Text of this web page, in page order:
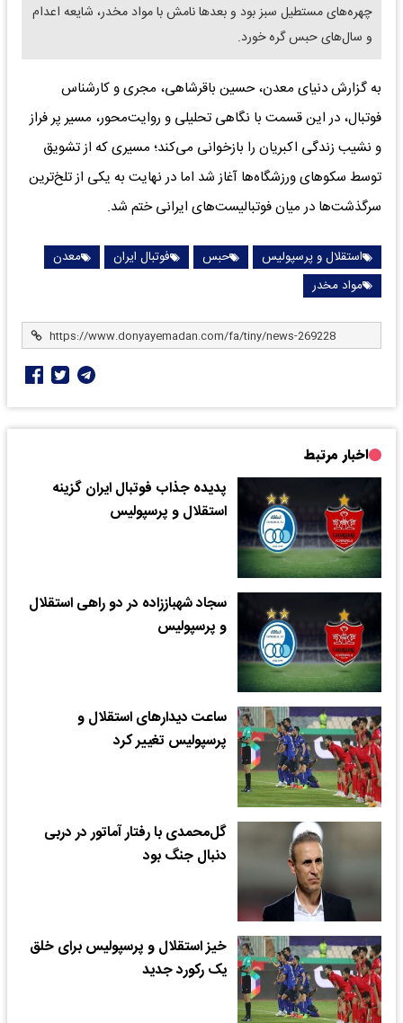
چهره‌های مستطیل سبز بود و بعدها نامش با مواد مخدر، شایعه اعدام
و سال‌های حبس گره خورد.
به گزارش دنیای معدن، حسین باقرشاهی، مجری و کارشناس
فوتبال، در این قسمت با نگاهی تحلیلی و روایت‌محور، مسیر پر فراز
و نشیب زندگی اکبریان را بازخوانی می‌کند؛ مسیری که از تشویق
توسط سکوهای ورزشگاه‌ها آغاز شد اما در نهایت به یکی از تلخ‌ترین
سرگذشت‌ها در میان فوتبالیست‌های ایرانی ختم شد.
استقلال و پرسپولیس حبس فوتبال ایران
معدن
مواد مخدر
اخبار مرتبط
پدیده جذاب فوتبال ایران گزینه
استقلال و پرسپولیس
سجاد شهباززاده در دو راهی استقلال
و پرسپولیس
ساعت دیدارهای استقلال و
پرسپولیس تغییر کرد
گل‌محمدی با رفتار آماتور در دربی
دنبال جنگ بود
خیز استقلال و پرسپولیس برای خلق
یک رکورد جدید